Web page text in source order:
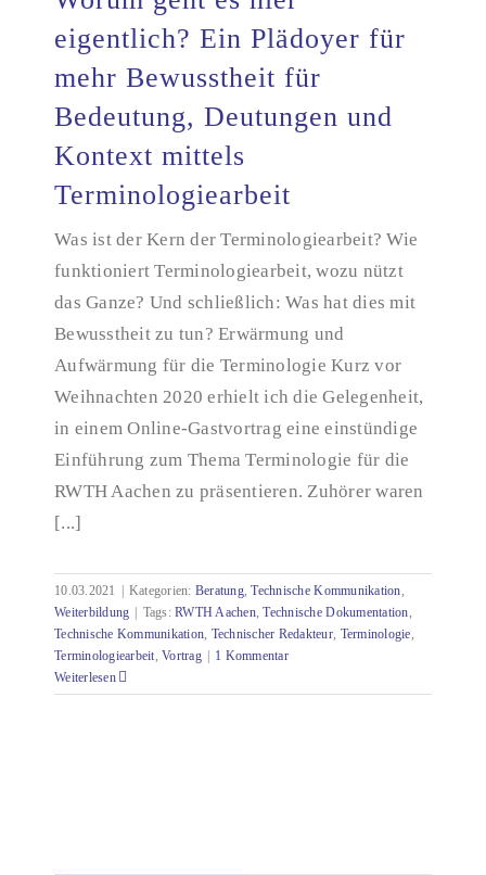
Worum geht es hier eigentlich? Ein Plädoyer für
mehr Bewusstheit für Bedeutung, Deutungen und
Kontext mittels Terminologiearbeit
eigentlich? Ein Plädoyer für
mehr Bewusstheit für
Bedeutung, Deutungen und
Kontext mittels
Terminologiearbeit
Was ist der Kern der Terminologiearbeit? Wie
funktioniert Terminologiearbeit, wozu nützt
das Ganze? Und schließlich: Was hat dies mit
Bewusstheit zu tun? Erwärmung und
Aufwärmung für die Terminologie Kurz vor
Weihnachten 2020 erhielt ich die Gelegenheit,
in einem Online-Gastvortrag eine einstündige
Einführung zum Thema Terminologie für die
RWTH Aachen zu präsentieren. Zuhörer waren
[...]
10.03.2021 Kategorien: Beratung,Technische Kommunikation,
Weiterbildung
Tags:RWTH Aachen,Technische Dokumentation,
Technische Kommunikation, Technischer Redakteur, Terminologie,
Terminologiearbeit,Vortrag
1 Kommentar
Weiterlesen